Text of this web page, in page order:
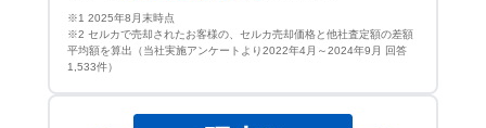
※1 2025年8月末時点
※2 セルカで売却されたお客様の、セルカ売却価格と他社査定額の差額
平均額を算出（当社実施アンケートより2022年4月～2024年9月 回答
1,533件）